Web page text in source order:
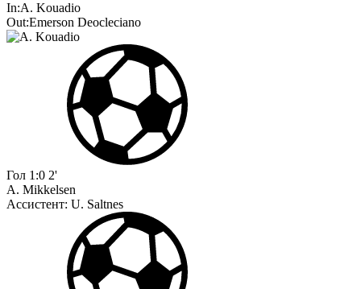
In:A. Kouadio
Out:Emerson Deocleciano
Гол 1:0 2'
A. Mikkelsen
Ассистент: U. Saltnes